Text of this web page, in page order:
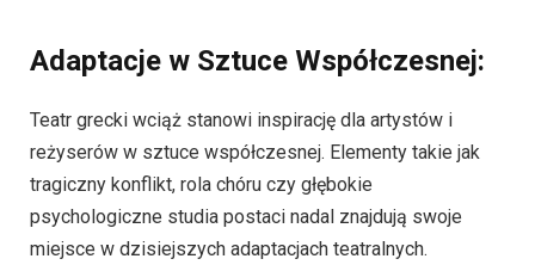
Adaptacje w Sztuce Współczesnej:
Teatr grecki wciąż stanowi inspirację dla artystów i
reżyserów w sztuce współczesnej. Elementy takie jak
tragiczny konflikt, rola chóru czy głębokie
psychologiczne studia postaci nadal znajdują swoje
miejsce w dzisiejszych adaptacjach teatralnych.